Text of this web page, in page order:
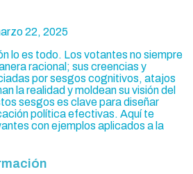
22, 2025
lo es todo. Los votantes no siempre
racional; sus creencias y
por sesgos cognitivos, atajos
la realidad y moldean su visión del
sesgos es clave para diseñar
política efectivas. Aquí te
con ejemplos aplicados a la